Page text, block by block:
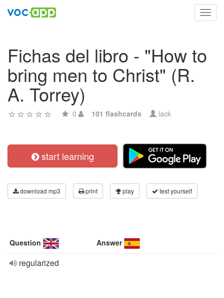
Fichas del libro - "How to
bring men to Christ" (R.
A. Torrey)
0 101 flashcards lack
start learning
download mp3 print play test yourself
Question Answer
regularized